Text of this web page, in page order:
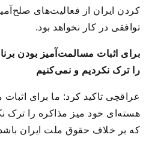
کردن ایران از فعالیت‌های
توافقی در کار نخواهد بود.
برای اثبات مسالمت‌آمیز بودن
را ترک نکردیم و نمی‌کنیم
عراقچی تاکید کرد: ما برای
هسته‌ای خود میز مذاکره را ترک
که بر خلاف حقوق ملت ایران